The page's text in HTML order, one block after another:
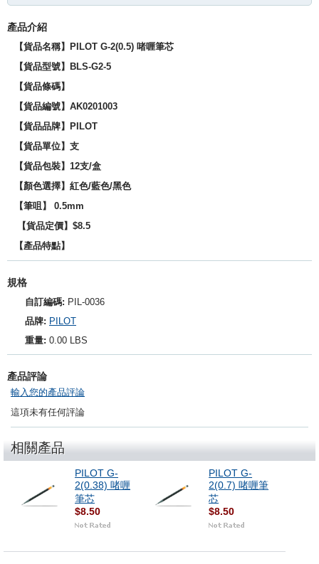
產品介紹
【貨品名稱】PILOT G-2(0.5) 啫喱筆芯
【貨品型號】BLS-G2-5
【貨品條碼】
【貨品編號】AK0201003
【貨品品牌】PILOT
【貨品單位】支
【貨品包裝】12支/盒
【顏色選擇】紅色/藍色/黑色
【筆咀】
0.5mm
【貨品定價】$8.5
【產品特點】
規格
自訂編碼: PIL-0036
品牌: PILOT
重量: 0.00 LBS
產品評論
輸入您的產品評論
這項未有任何評論
相關產品
PILOT G-
2(0.38) 啫喱
筆芯
$8.50
PILOT G-
2(0.7) 啫喱筆
芯
$8.50